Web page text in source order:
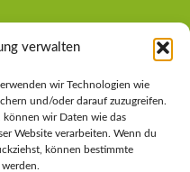
verwalten
wir Technologien wie
und/oder darauf zuzugreifen.
können wir Daten wie das
Website verarbeiten. Wenn du
können bestimmte